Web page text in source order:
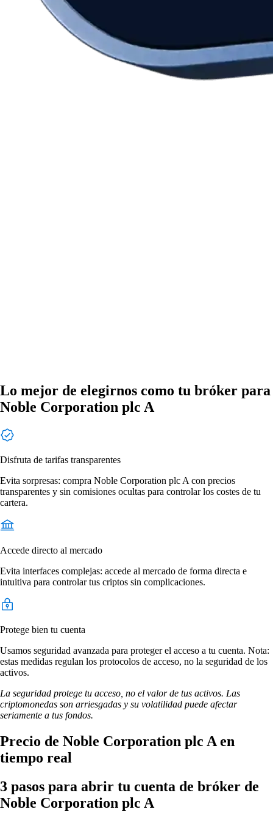
Lo mejor de elegirnos como tu bróker para
Noble Corporation plc A
Disfruta de tarifas transparentes
Evita sorpresas: compra Noble Corporation plc A con precios
transparentes y sin comisiones ocultas para controlar los costes de tu
cartera.
Accede directo al mercado
Evita interfaces complejas: accede al mercado de forma directa e
intuitiva para controlar tus criptos sin complicaciones.
Protege bien tu cuenta
Usamos seguridad avanzada para proteger el acceso a tu cuenta. Nota:
estas medidas regulan los protocolos de acceso, no la seguridad de los
activos.
La seguridad protege tu acceso, no el valor de tus activos. Las
criptomonedas son arriesgadas y su volatilidad puede afectar
seriamente a tus fondos.
Precio de Noble Corporation plc A en
tiempo real
3 pasos para abrir tu cuenta de bróker de
Noble Corporation plc A